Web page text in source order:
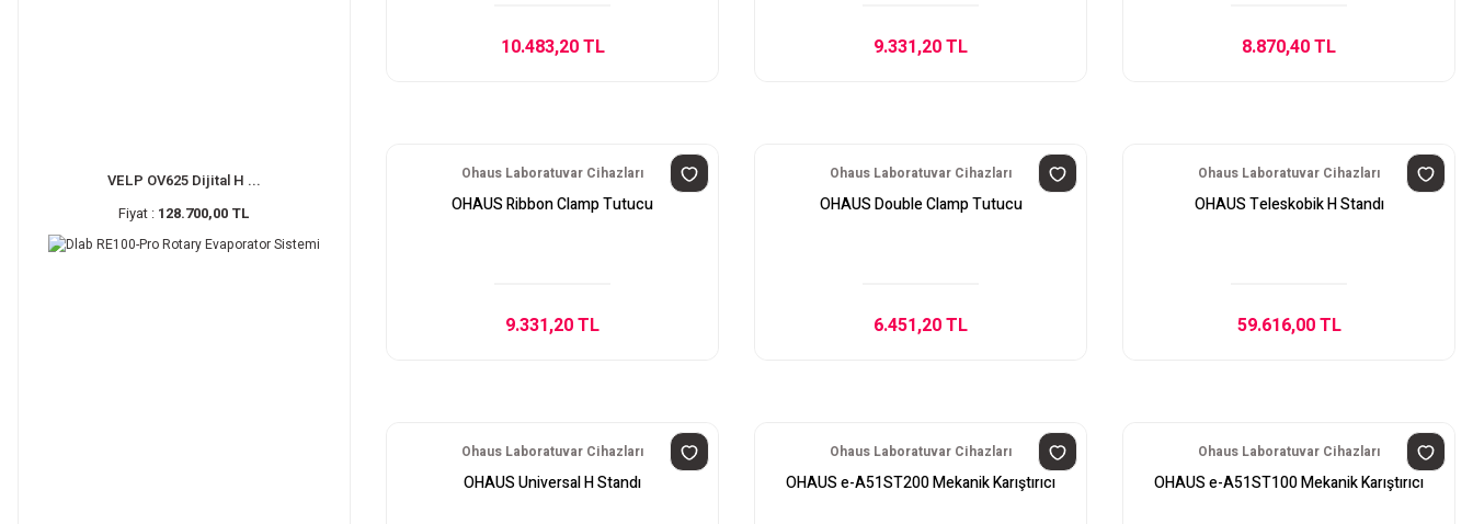
VELP OV625 Dijital H ...
Fiyat : 128.700,00 TL
10.483,20 TL 9.331,20 TL 8.870,40 TL
Ohaus Laboratuvar Cihazları
OHAUS Ribbon Clamp Tutucu
9.331,20 TL
Ohaus Laboratuvar Cihazları
OHAUS Double Clamp Tutucu
6.451,20 TL
Ohaus Laboratuvar Cihazları
OHAUS Teleskobik H Standı
59.616,00 TL
Ohaus Laboratuvar Cihazları
OHAUS Universal H Standı
Ohaus Laboratuvar Cihazları
OHAUS e-A51ST200 Mekanik Karıştırıcı
Ohaus Laboratuvar Cihazları
OHAUS e-A51ST100 Mekanik Karıştırıcı